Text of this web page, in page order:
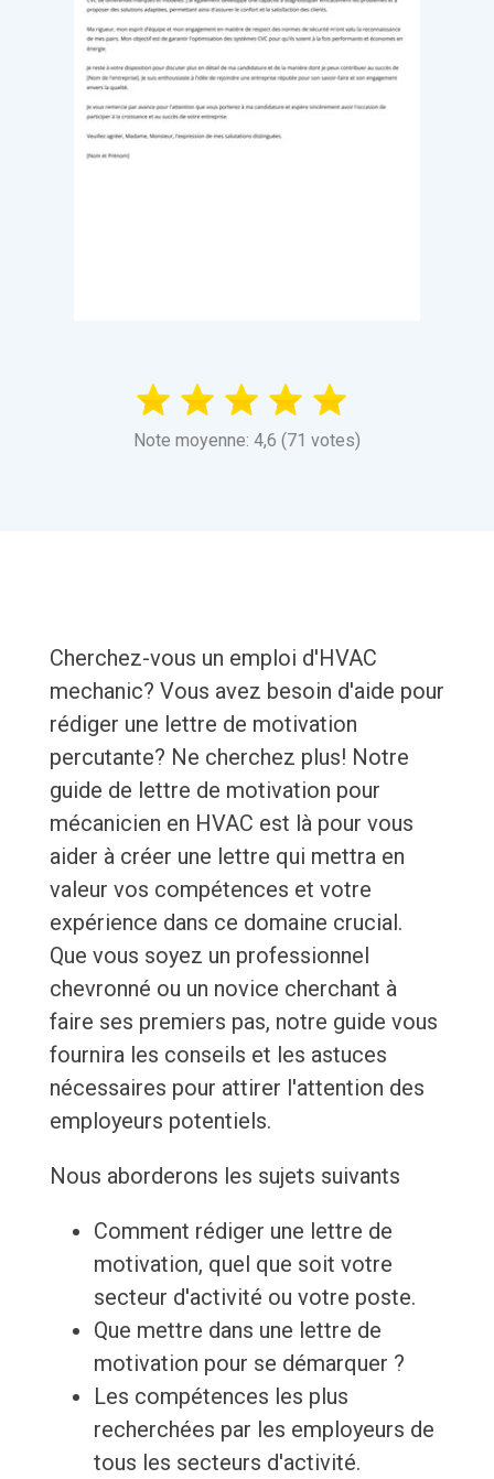
Note moyenne: 4,6 (71 votes)
Cherchez-vous un emploi d'HVAC
mechanic? Vous avez besoin d'aide pour
rédiger une lettre de motivation
percutante? Ne cherchez plus! Notre
guide de lettre de motivation pour
mécanicien en HVAC est là pour vous
aider à créer une lettre qui mettra en
valeur vos compétences et votre
expérience dans ce domaine crucial.
Que vous soyez un professionnel
chevronné ou un novice cherchant à
faire ses premiers pas, notre guide vous
fournira les conseils et les astuces
nécessaires pour attirer l'attention des
employeurs potentiels.
Nous aborderons les sujets suivants
Comment rédiger une lettre de
motivation, quel que soit votre
secteur d'activité ou votre poste.
Que mettre dans une lettre de
motivation pour se démarquer ?
Les compétences les plus
recherchées par les employeurs de
tous les secteurs d'activité.